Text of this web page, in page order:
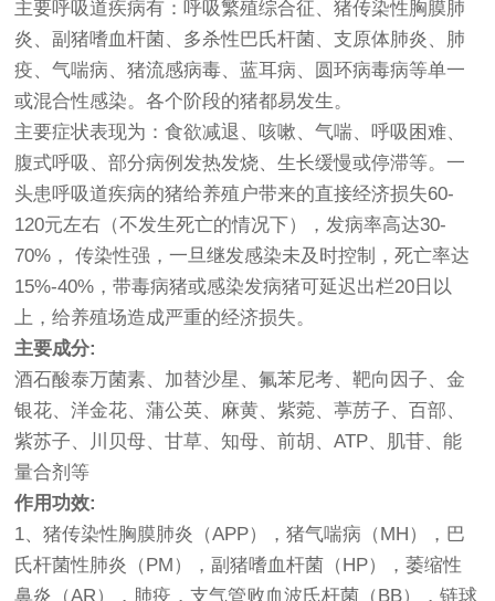
主要呼吸道疾病有：呼吸繁殖综合征、猪传染性胸膜肺
炎、副猪嗜血杆菌、多杀性巴氏杆菌、支原体肺炎、肺
疫、气喘病、猪流感病毒、蓝耳病、圆环病毒病等单一
或混合性感染。各个阶段的猪都易发生。
主要症状表现为：食欲减退、咳嗽、气喘、呼吸困难、
腹式呼吸、部分病例发热发烧、生长缓慢或停滞等。一
头患呼吸道疾病的猪给养殖户带来的直接经济损失60-
120元左右（不发生死亡的情况下），发病率高达30-
70%， 传染性强，一旦继发感染未及时控制，死亡率达
15%-40%，带毒病猪或感染发病猪可延迟出栏20日以
上，给养殖场造成严重的经济损失。
主要成分:
酒石酸泰万菌素、加替沙星、氟苯尼考、靶向因子、金
银花、洋金花、蒲公英、麻黄、紫菀、葶苈子、百部、
紫苏子、川贝母、甘草、知母、前胡、ATP、肌苷、能
量合剂等
作用功效:
1、猪传染性胸膜肺炎（APP），猪气喘病（MH），巴
氏杆菌性肺炎（PM），副猪嗜血杆菌（HP），萎缩性
鼻炎（AR），肺疫，支气管败血波氏杆菌（BB），链球